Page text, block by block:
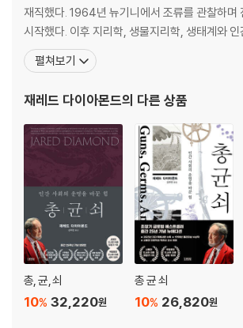
4부 세계의 정복자
14장 어쩌다가 정복자가 된 인간들
16장 종족 학살의 성향
5부 갑자기 역전된 진보
18장 신세계에서의 전격전과 추수감사절
19장 제2의 구름
에필로그:
아무 교훈도 얻지 못하고 모든 것을 잊고 말 것인가?
추천의 말: 과학적인 글쓰기의 걸작 - 에드워드 O.
작품 해설: 1.6퍼센트 차이로 인간이 된 ‘제3의 침
옮긴이의 말: 소설처럼 재미있고 쉽게 쓴 인류역사
재직했다. 1964년 뉴기니에서 조류를 관찰하며
시작했다. 이후 지리학, 생물지리학, 생태계와
구하는 환경사(史), 문화인류학 등으로 연구 영
현재 UCLA 지리학과 교수로 있으며 여전히 학생
동 발표한 ‘세계를 이끄는 최고의 지식인’ 중 아
펼쳐보기
재레드 다이아몬드의 다른 상품
총, 균, 쇠
32,220원
10%
총 균 쇠
26,820원
10%